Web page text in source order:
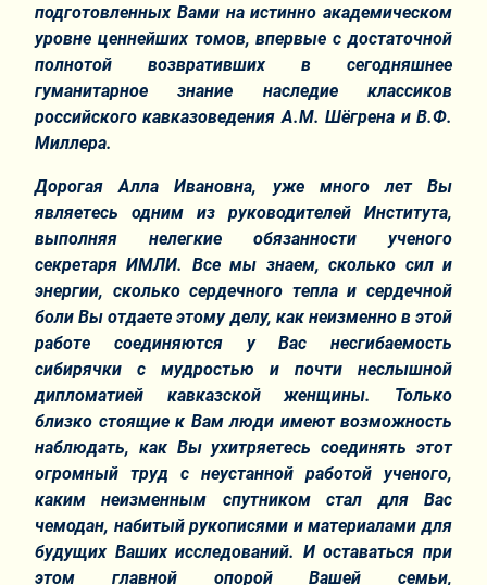
подготовленных Вами на истинно академическом
уровне ценнейших томов, впервые с достаточной
полнотой возвративших в сегодняшнее
гуманитарное знание наследие классиков
российского кавказоведения А.М. Шёгрена и В.Ф.
Миллера.
Дорогая Алла Ивановна, уже много лет Вы
являетесь одним из руководителей Института,
выполняя нелегкие обязанности ученого
секретаря ИМЛИ. Все мы знаем, сколько сил и
энергии, сколько сердечного тепла и сердечной
боли Вы отдаете этому делу, как неизменно в этой
работе соединяются у Вас несгибаемость
сибирячки с мудростью и почти неслышной
дипломатией кавказской женщины. Только
близко стоящие к Вам люди имеют возможность
наблюдать, как Вы ухитряетесь соединять этот
огромный труд с неустанной работой ученого,
каким неизменным спутником стал для Вас
чемодан, набитый рукописями и материалами для
будущих Ваших исследований. И оставаться при
этом главной опорой Вашей семьи,